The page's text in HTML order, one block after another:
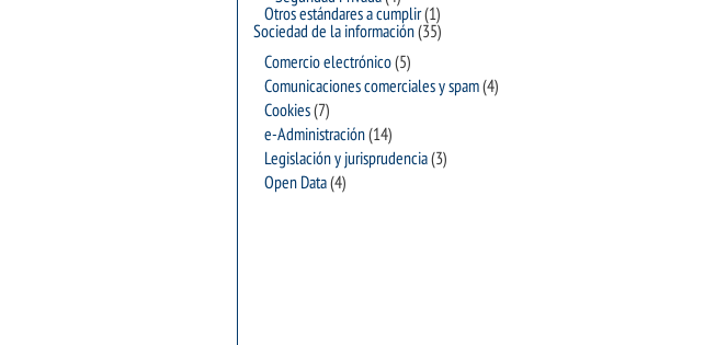
Otros estándares a cumplir(1)
Sociedad de la información(35)
Comercio electrónico(5)
Comunicaciones comerciales y spam(4)
Cookies(7)
e-Administración(14)
Legislación y jurisprudencia(3)
Open Data(4)